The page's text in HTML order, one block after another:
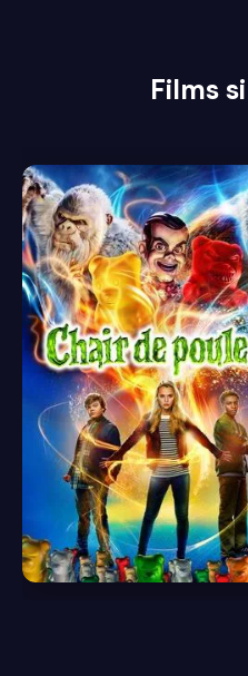
Films
6.1